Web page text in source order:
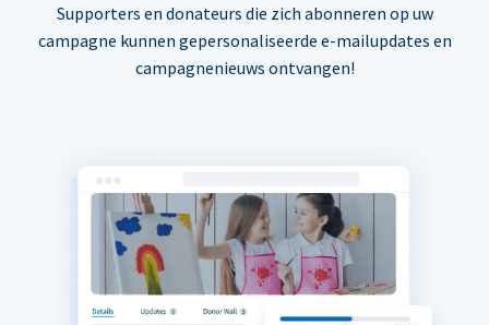
Supporters en donateurs die zich abonneren op uw
campagne kunnen gepersonaliseerde e-mailupdates en
campagnenieuws ontvangen!